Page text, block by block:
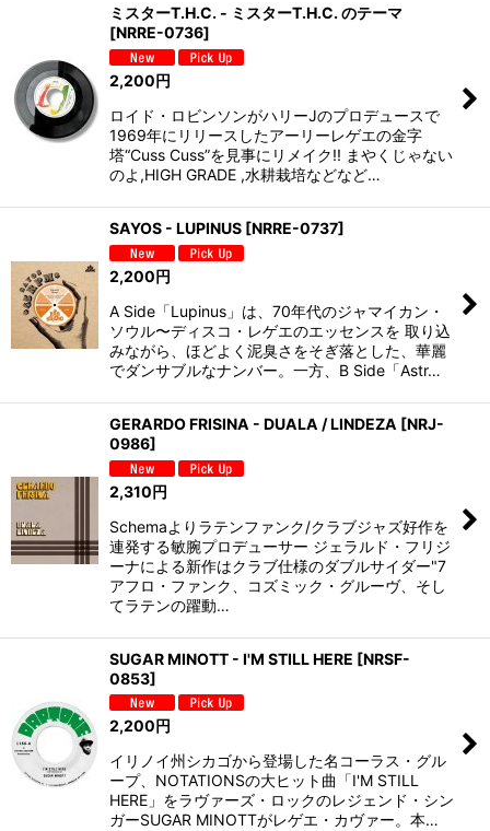
ミスターT.H.C. - ミスターT.H.C. のテーマ
[NRRE-0736]
2,200円
ロイド・ロビンソンがハリーJのプロデュースで
1969年にリリースしたアーリーレゲエの金字
塔“Cuss Cuss”を見事にリメイク!! まやくじゃない
のよ,HIGH GRADE ,水耕栽培などなど…
SAYOS - LUPINUS [NRRE-0737]
2,200円
A Side「Lupinus」は、70年代のジャマイカン・
ソウル〜ディスコ・レゲエのエッセンスを 取り込
みながら、ほどよく泥臭さをそぎ落とした、華麗
でダンサブルなナンバー。一方、B Side「Astr…
GERARDO FRISINA - DUALA / LINDEZA [NRJ-
0986]
2,310円
Schemaよりラテンファンク/クラブジャズ好作を
連発する敏腕プロデューサー ジェラルド・フリジ
ーナによる新作はクラブ仕様のダブルサイダー"7
アフロ・ファンク、コズミック・グルーヴ、そし
てラテンの躍動…
SUGAR MINOTT - I'M STILL HERE [NRSF-
0853]
2,200円
イリノイ州シカゴから登場した名コーラス・グル
ープ、NOTATIONSの大ヒット曲「I'M STILL
HERE」をラヴァーズ・ロックのレジェンド・シン
ガーSUGAR MINOTTがレゲエ・カヴァー。本…